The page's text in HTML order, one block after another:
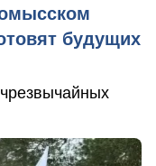
будущих